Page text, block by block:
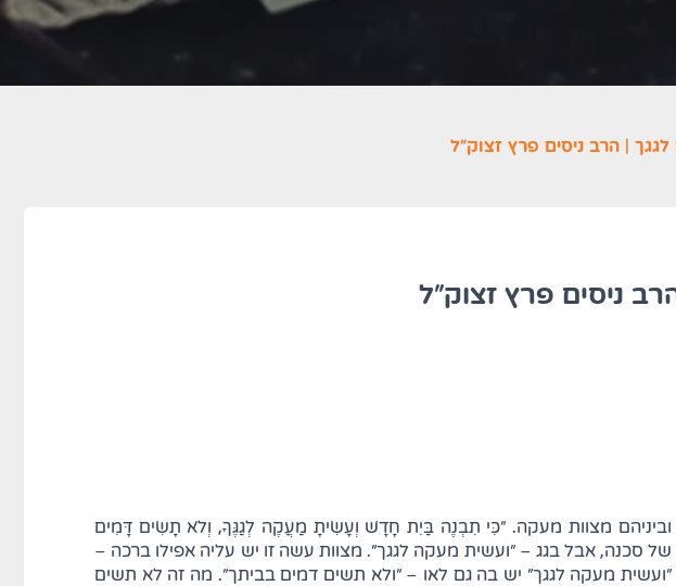
| הרב ניסים פרץ זצוק"ל
ניסים פרץ זצוק"ל
מצוות מעקה. "כִּי תִבְנֶה בַּיִת חָדָשׁ וְעָשִׂיתָ מַעֲקֶה לְגַגֶּךָ, וְלֹא תָשִׂים דָּמִים
סכנה, אבל בגג – "ועשית מעקה לגגך". מצוות עשה זו יש עליה אפילו ברכה –
מעקה לגגך" יש בה גם לאו – "ולא תשים דמים בביתך". מה זה לא תשים